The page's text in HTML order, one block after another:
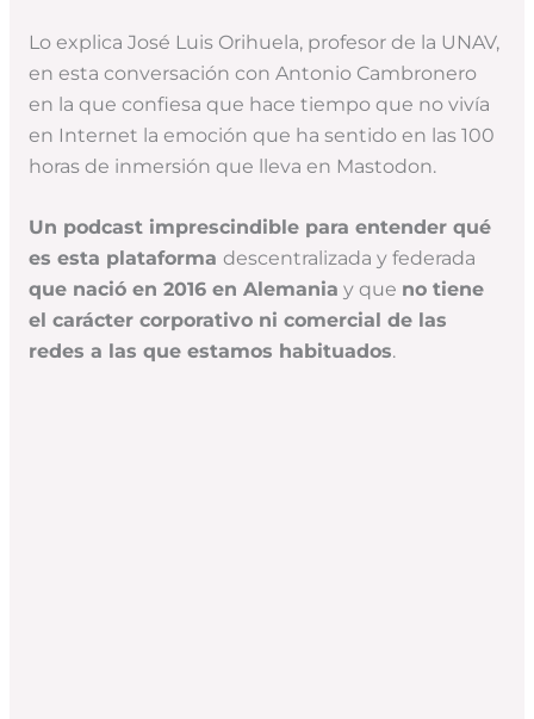
Lo explica José Luis Orihuela, profesor de la UNAV,
en esta conversación con Antonio Cambronero
en la que confiesa que hace tiempo que no vivía
en Internet la emoción que ha sentido en las 100
horas de inmersión que lleva en Mastodon.
Un podcast imprescindible para entender qué
es esta plataforma descentralizada y federada
que nació en 2016 en Alemania y que no tiene
el carácter corporativo ni comercial de las
redes a las que estamos habituados.